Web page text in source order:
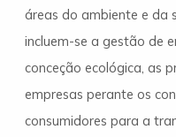
áreas do ambiente e da
incluem-se a gestão de
conceção ecológica, as
empresas perante os
consumidores para a